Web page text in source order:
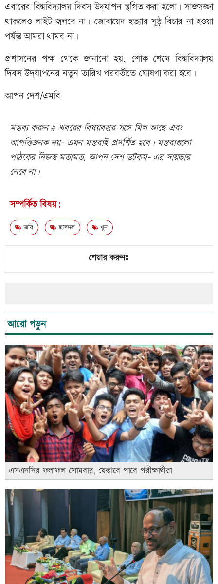
এবারের বিশ্ববিদ্যালয় দিবস উদ্‌যাপন স্থগিত করা হলো। সাজসজ্জা
থাকলেও লাইট জ্বলবে না। জোবায়েদ হত্যার সুষ্ঠু বিচার না হওয়া
পর্যন্ত আমরা থামব না।
প্রশাসনের পক্ষ থেকে জানানো হয়, শোক শেষে বিশ্ববিদ্যালয়
দিবস উদ্‌যাপনের নতুন তারিখ পরবর্তীতে ঘোষণা করা হবে।
আপন দেশ/এমবি
মন্তব্য করুন # খবরের বিষয়বস্তুর সঙ্গে মিল আছে এবং
আপত্তিজনক নয়- এমন মন্তব্যই প্রদর্শিত হবে। মন্তব্যগুলো
পাঠকের নিজস্ব মতামত, আপন দেশ ডটকম- এর দায়ভার
নেবে না।
সম্পর্কিত বিষয়:
জবি ছাত্রদল খুন
শেয়ার করুনঃ
আরো পড়ুন
এসএসসির ফলাফল সোমবার, যেভাবে পাবে পরীক্ষার্থীরা